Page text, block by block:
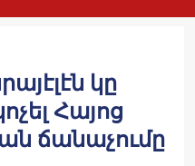
կը
Հայոց
ճանաչումը